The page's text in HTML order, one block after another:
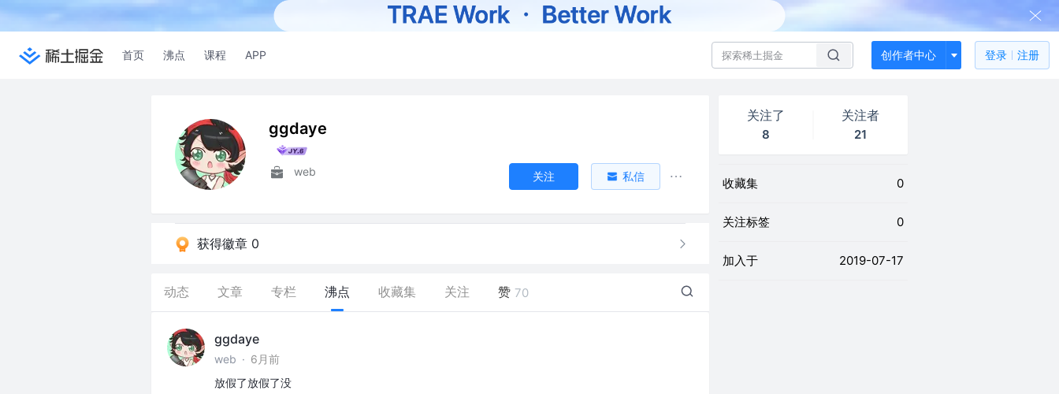
首页 沸点 课程 APP 创作者中心 登录 注册
ggdaye
web 关注 私信
获得徽章 0
动态 文章 专栏 沸点 收藏集 关注 赞 70
ggdaye
web · 6月前
放假了放假了没
关注了
8
关注者
21
收藏集 0
关注标签 0
加入于 2019-07-17